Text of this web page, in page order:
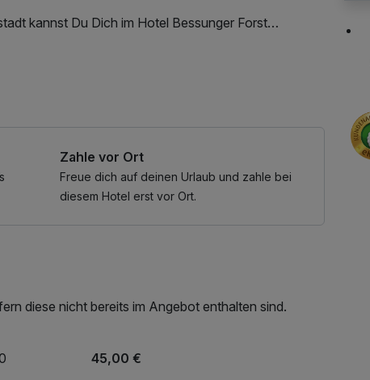
kannst Du Dich im Hotel Bessunger Forst
im traditionsreichen „Landgasthof Spitzenwirt“ und
perfekte Ort, um einfach mal abzuschalten.
Fitnessbereichs, W-LAN Nutzung / Internetnutzung
Zahle vor Ort
Freue dich auf deinen Urlaub und zahle bei
diesem Hotel erst vor Ort.
diese nicht bereits im Angebot enthalten sind.
45,00 €